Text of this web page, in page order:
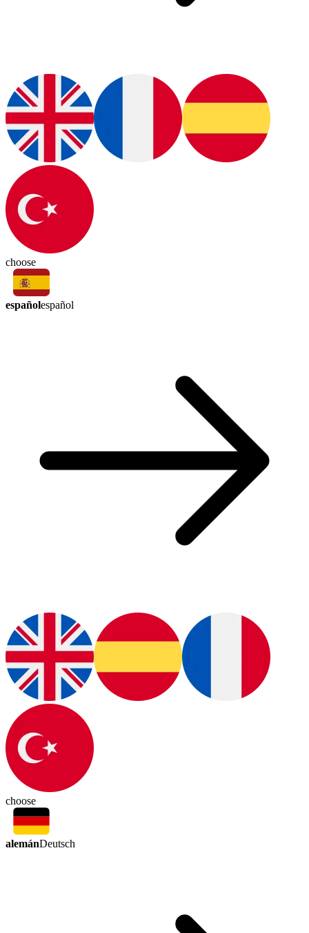
choose
españolespañol
choose
alemánDeutsch